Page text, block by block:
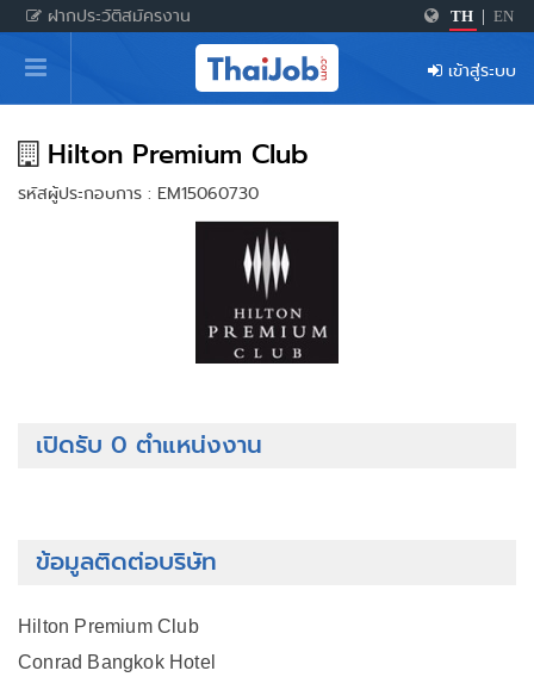
ฝากประวัติสมัครงาน TH EN
หน้าหลัก
ผู้สมัครงาน: เข้าสู่ระบบ
ฝากประวัติสมัครงาน
เกร็ดความรู้
เข้าสู่ระบบ
Hilton Premium Club
รหัสผู้ประกอบการ : EM15060730
เปิดรับ 0 ตำแหน่งงาน
ข้อมูลติดต่อบริษัท
Hilton Premium Club
Conrad Bangkok Hotel